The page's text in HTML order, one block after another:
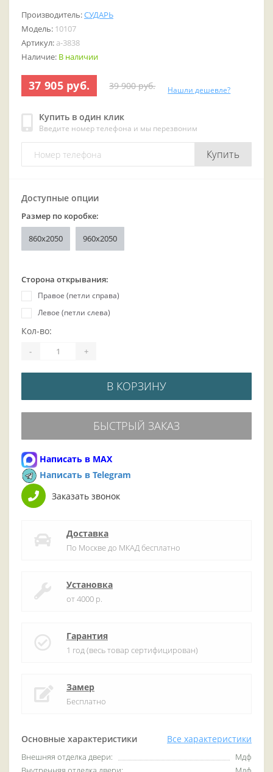
Производитель:СУДАРЬ
Модель: 10107
Артикул: a-3838
Наличие: В наличии
37 905 руб. 39 900 руб. Нашли дешевле?
Купить в один клик
Введите номер телефона и мы перезвоним
Купить
Основные характеристики Все характеристики
Внешняя отделка двери:
Мдф
Доступные опции
Размер по коробке:
860x2050 960x2050
Сторона открывания:
Правое (петли справа)
Левое (петли слева)
Кол-во:
- +
В КОРЗИНУ
БЫСТРЫЙ ЗАКАЗ
Написать в MAX
Написать в Telegram
Заказать звонок
Доставка
По Москве до МКАД бесплатно
Установка
от 4000 р.
Гарантия
1 год (весь товар сертифицирован)
Замер
Бесплатно